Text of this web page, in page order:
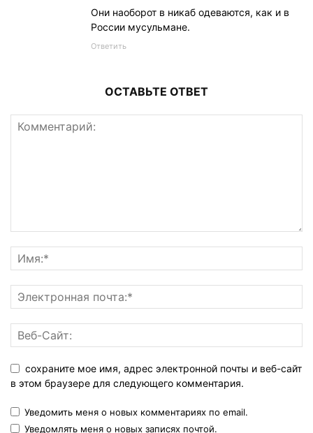
Они наоборот в никаб одеваются, как и в
России мусульмане.
Ответить
ОСТАВЬТЕ ОТВЕТ
сохраните мое имя, адрес электронной почты и веб-сайт
в этом браузере для следующего комментария.
Уведомить меня о новых комментариях по email.
Уведомлять меня о новых записях почтой.